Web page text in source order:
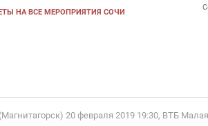
НА ВСЕ МЕРОПРИЯТИЯ СОЧИ
20 февраля 2019 19:30, ВТБ